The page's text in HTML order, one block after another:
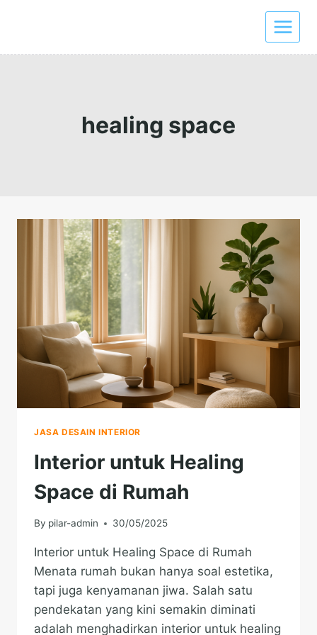
healing space
JASA DESAIN INTERIOR
Interior untuk Healing
Space di Rumah
By pilar-admin 30/05/2025
Interior untuk Healing Space di Rumah
Menata rumah bukan hanya soal estetika,
tapi juga kenyamanan jiwa. Salah satu
pendekatan yang kini semakin diminati
adalah menghadirkan interior untuk healing